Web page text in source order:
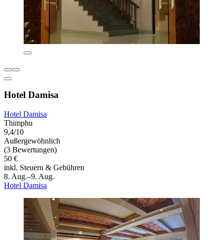
Hotel Damisa
Hotel Damisa
Thimphu
9,4/10
Außergewöhnlich
(3 Bewertungen)
50 €
inkl. Steuern & Gebühren
8. Aug.–9. Aug.
Hotel Damisa